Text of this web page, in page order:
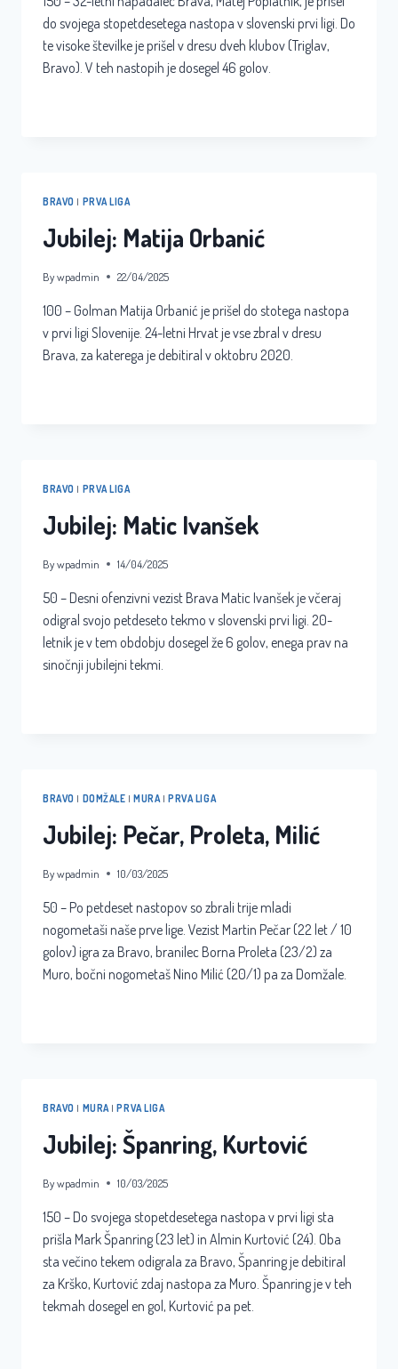
do svojega stopetdesetega nastopa v slovenski prvi ligi. Do
te visoke številke je prišel v dresu dveh klubov (Triglav,
Bravo). V teh nastopih je dosegel 46 golov.
BRAVO | PRVA LIGA
Jubilej: Matija Orbanić
Bywpadmin 22/04/2025
100 – Golman Matija Orbanić je prišel do stotega nastopa
v prvi ligi Slovenije. 24-letni Hrvat je vse zbral v dresu
Brava, za katerega je debitiral v oktobru 2020.
BRAVO | PRVA LIGA
Jubilej: Matic Ivanšek
Bywpadmin 14/04/2025
50 – Desni ofenzivni vezist Brava Matic Ivanšek je včeraj
odigral svojo petdeseto tekmo v slovenski prvi ligi. 20-
letnik je v tem obdobju dosegel že 6 golov, enega prav na
sinočnji jubilejni tekmi.
BRAVO | DOMŽALE |MURA|PRVA LIGA
Jubilej: Pečar, Proleta, Milić
Bywpadmin 10/03/2025
50 – Po petdeset nastopov so zbrali trije mladi
nogometaši naše prve lige. Vezist Martin Pečar (22 let / 10
golov) igra za Bravo, branilec Borna Proleta (23/2) za
Muro, bočni nogometaš Nino Milić (20/1) pa za Domžale.
BRAVO | MURA|PRVA LIGA
Jubilej: Španring, Kurtović
Bywpadmin 10/03/2025
150 – Do svojega stopetdesetega nastopa v prvi ligi sta
prišla Mark Španring (23 let) in Almin Kurtović (24). Oba
sta večino tekem odigrala za Bravo, Španring je debitiral
za Krško, Kurtović zdaj nastopa za Muro. Španring je v teh
tekmah dosegel en gol, Kurtović pa pet.